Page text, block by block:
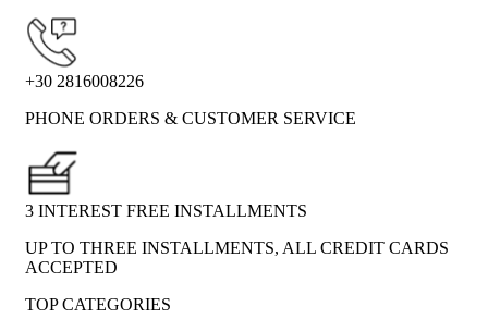
+30 2816008226
PHONE ORDERS & CUSTOMER SERVICE
3 INTEREST FREE INSTALLMENTS
UP TO THREE INSTALLMENTS, ALL CREDIT CARDS
ACCEPTED
TOP CATEGORIES